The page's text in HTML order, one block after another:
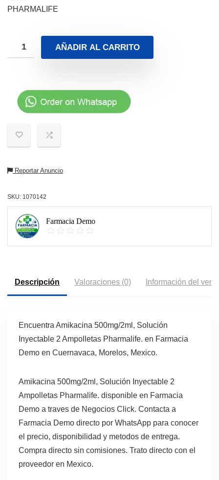
PHARMALIFE
AÑADIR AL CARRITO
Reportar Anuncio
SKU: 1070142
Farmacia Demo
Descripción Valoraciones (0) Información del
Encuentra Amikacina 500mg/2ml, Solución
Inyectable 2 Ampolletas Pharmalife. en Farmacia
Demo en Cuernavaca, Morelos, Mexico.
Amikacina 500mg/2ml, Solución Inyectable 2
Ampolletas Pharmalife. disponible en Farmacia
Demo a traves de Negocios Click. Contacta a
Farmacia Demo directo por WhatsApp para conocer
el precio, disponibilidad y metodos de entrega.
Compra directo sin comisiones. Trato directo con el
proveedor en Mexico.